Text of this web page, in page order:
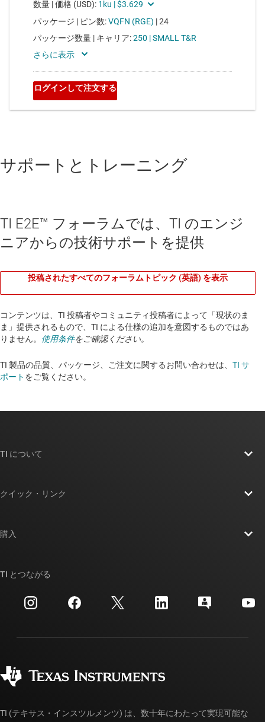
サポートとトレーニング
TI E2E™ フォーラムでは、TI のエンジ
ニアからの技術サポートを提供
投稿されたすべてのフォーラムトピック (英語) を表示
コンテンツは、TI 投稿者やコミュニティ投稿者によって「現状のま
ま」提供されるもので、TI による仕様の追加を意図するものではあ
りません。 使用条件をご確認ください。
TI 製品の品質、パッケージ、ご注文に関するお問い合わせは、 TI サ
ポート をご覧ください。​​​​​​​​​​​​​​
TI について
投資家向け情報
製造
クイック・リンク
クロスリファレンス検索
カスタマー・サポート・センター
myTI アカウントの FAQ
購入
ご注文に関する FAQ
TI とつながる
TI (テキサス・インスツルメンツ) は、数十年にわたって実現可能な